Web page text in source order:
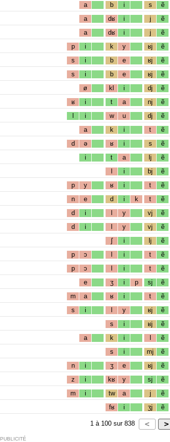
a b i s ẽ
a dʁ i j ẽ
a dʁ i j ẽ
p i k y ʁj ẽ
s i b e ʁj ẽ
s i b e ʁj ẽ
ø kl i dj ẽ
ʁ i t a nj ẽ
l i w u dj ẽ
a k i t ẽ
d ə ʁ i s ẽ
i t a lj ẽ
l i bj ẽ
p y ʁ i t ẽ
n e d i k t ẽ
d i l y vj ẽ
d i l y vj ẽ
ʃ i lj ẽ
p ɔ l i t ẽ
p ɔ l i t ẽ
e ʒ i p sj ẽ
m a ʁ i t ẽ
s i l y ʁj ẽ
s i ʁj ẽ
a k i l ẽ
s i mj ẽ
n i ʒ e ʁj ẽ
z i kʁ y sj ẽ
m i tw a j ẽ
fʁ i ʒj ẽ
1 à 100 sur 838
PUBLICITÉ